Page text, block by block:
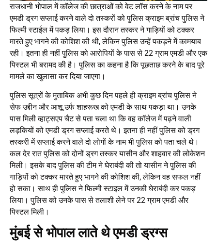
राजधानी भोपाल में कॉलेज की छात्राओं को वेट लॉस करने के नाम पर
एमडी ड्रग सप्लाई करने वाले दो तस्करों को पुलिस क्राइम ब्रांच पुलिस ने
फिल्मी स्टाईल में पकड़ लिया। इस दौरान तस्कर ने गाड़ियों को टक्कर
मारते हुए भागने की कोशिश की थी, लेकिन पुलिस उन्हें पकड़ने में कामयाब
रही। इतना ही नहीं पुलिस को आरोपियों के पास से 22 ग्राम एमडी और एक
पिस्टल भी बरामद की है। पुलिस का कहना है कि पूछताछ करने के बाद पूरे
मामले का खुलासा कर दिया जाएगा।
पुलिस सूत्रों के मुताबिक अभी कुछ दिन पहले ही क्राइम ब्रांच पुलिस ने
सेफ उद्दीन और आशू उर्फ शाहरूख को एमडी के साथ पकड़ा था। उनके
पास मिली व्हाट्सएप चैट से पता चला था कि वह कॉलेज में पढ़ने वाली
लड़कियों को एमडी ड्रग सप्लाई करते थे। इतना ही नहीं पुलिस को ड्रग
तस्करी में सप्लाई करने वाले दो लोगों के नाम भी पुलिस को पता चले थे।
कल देर रात पुलिस को दोनों ड्रग तस्कर यासीन और शाहवार की लोकेशन
मिली। इसके बाद पुलिस की टीम ने घेराबंदी की तो यासीन ने पुलिस की
गाड़ियों को टक्कर मारते हुए भागने की कोशिश की, लेकिन वह सफल नहीं
हो सका। साथ ही पुलिस ने फिल्मी स्टाइल में उनकी घेराबंदी कर पकड़
लिया। पुलिस को उनके पास से तलाशी लेने पर 22 ग्राम एमडी और
पिस्टल मिली।
मुंबई से भोपाल लाते थे एमडी ड्रग्स